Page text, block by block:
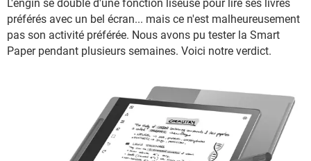
L'engin se double d'une fonction liseuse pour lire ses livres
préférés avec un bel écran... mais ce n'est malheureusement
pas son activité préférée. Nous avons pu tester la Smart
Paper pendant plusieurs semaines. Voici notre verdict.